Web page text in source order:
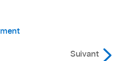
Final Cut Pro.
reconnecté au plan àSuivant